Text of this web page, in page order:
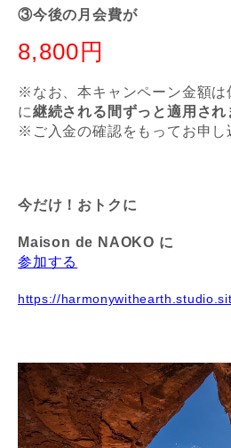
③今後の月会費が
8,800円
※なお、本キャンペーン金額は
に継続される間ずっと適用され
※ご入金の確認をもってお申し
今だけ！おトクに
Maison de NAOKO に
参加する
https://